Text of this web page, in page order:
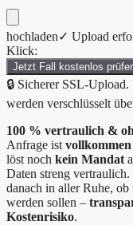
hochladen✓ Upload
Klick:
Jetzt Fall kostenlos
🔒 Sicherer SSL-
werden verschlüsselt
100 % vertraulich &
Anfrage ist
löst noch kein Mandat
Daten streng vertraulich.
danach in aller Ruhe,
werden sollen –
Kostenrisiko.